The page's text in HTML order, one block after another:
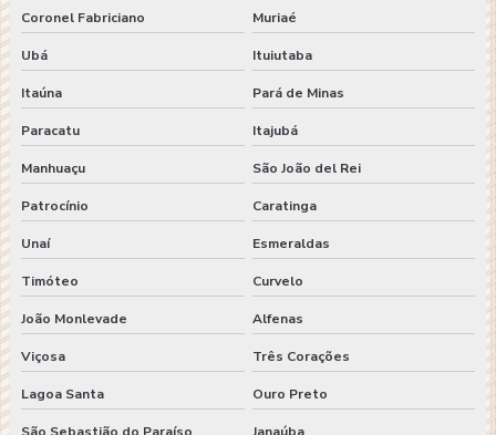
Coronel Fabriciano Muriaé
Ubá Ituiutaba
Itaúna Pará de Minas
Paracatu Itajubá
Manhuaçu São João del Rei
Patrocínio Caratinga
Unaí Esmeraldas
Timóteo Curvelo
João Monlevade Alfenas
Viçosa Três Corações
Lagoa Santa Ouro Preto
São Sebastião do Paraíso Janaúba